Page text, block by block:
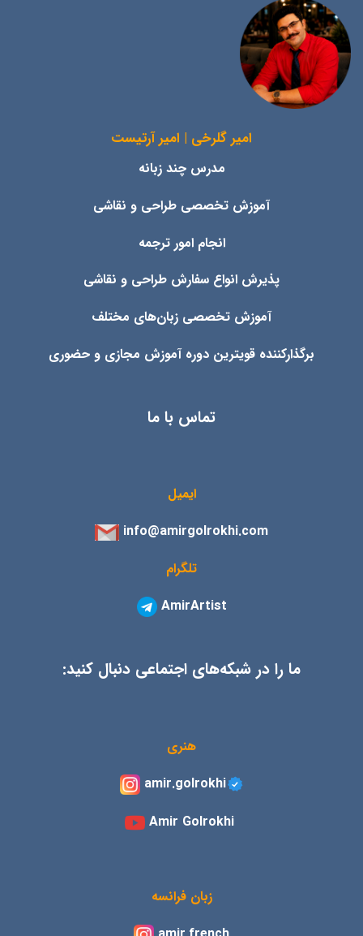
امیر گلرخی | امیر آرتیست
مدرس چند زبانه
آموزش تخصصی طراحی و نقاشی
انجام امور ترجمه
پذیرش انواع سفارش طراحی و نقاشی
آموزش تخصصی زبان‌های مختلف
برگذارکننده قویترین دوره آموزش مجازی و حضوری
تماس با ما
ایمیل
info@amirgolrokhi.com
تلگرام
AmirArtist
ما را در شبکه‌های اجتماعی دنبال کنید:
هنری
amir.golrokhi
زبان فرانسه